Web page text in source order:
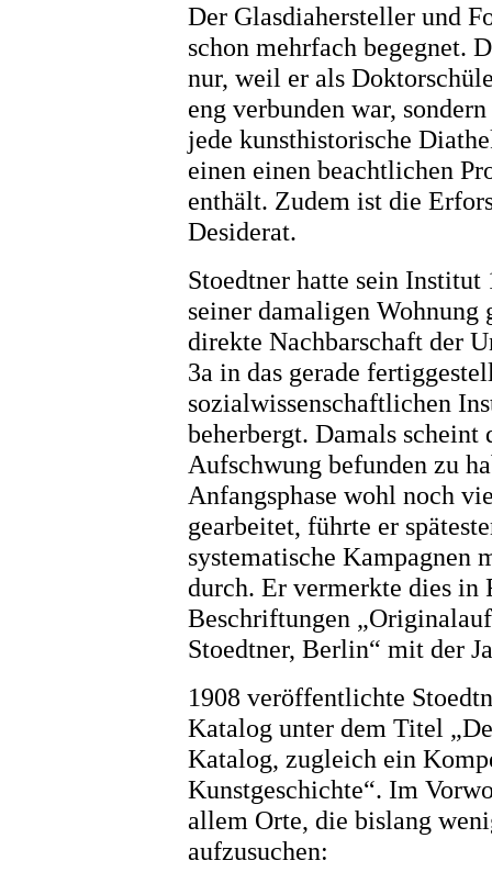
Der Glasdiahersteller und
schon mehrfach begegnet.
nur, weil er als
eng verbunden war,
jede kunsthistorische
einen einen beachtlichen
enthält. Zudem ist die
Desiderat.
Stoedtner hatte sein
seiner damaligen Wohnung
direkte Nachbarschaft der
3a in das gerade
sozialwissenschaftlichen
beherbergt. Damals
Aufschwung befunden zu
Anfangsphase wohl noch
gearbeitet, führte er
systematische Kampagnen
durch. Er vermerkte dies in
Beschriftungen
Stoedtner, Berlin“ mit der
1908 veröffentlichte
Katalog unter dem Titel
Katalog, zugleich ein
Kunstgeschichte“. Im
allem Orte, die bislang
aufzusuchen: